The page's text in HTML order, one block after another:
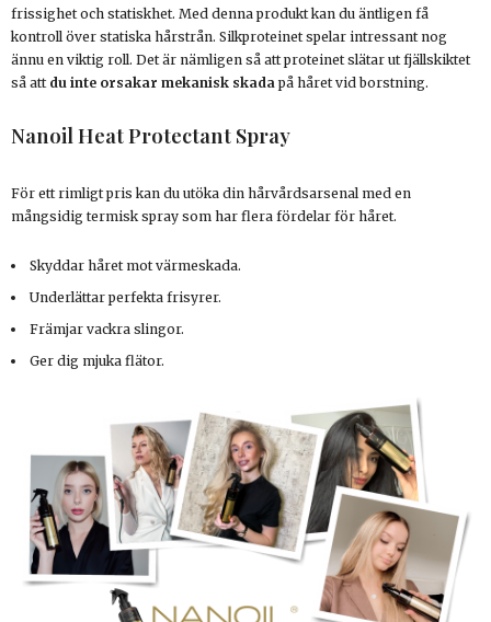
frissighet och statiskhet. Med denna produkt kan du äntligen få
kontroll över statiska hårstrån. Silkproteinet spelar intressant nog
ännu en viktig roll. Det är nämligen så att proteinet slätar ut fjällskiktet
så att du inte orsakar mekanisk skada på håret vid borstning.
Nanoil Heat Protectant Spray
För ett rimligt pris kan du utöka din hårvårdsarsenal med en
mångsidig termisk spray som har flera fördelar för håret.
Skyddar håret mot värmeskada.
Underlättar perfekta frisyrer.
Främjar vackra slingor.
Ger dig mjuka flätor.